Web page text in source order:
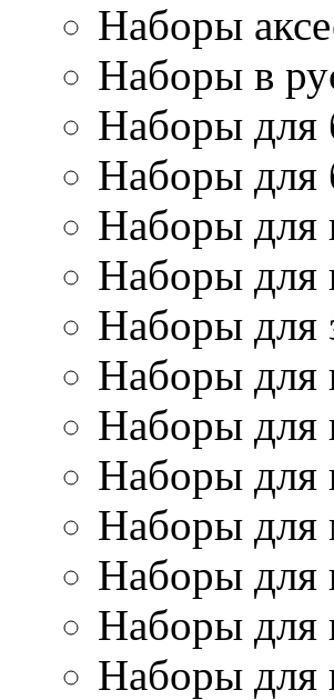
Наборы
Наборы в
Наборы для
Наборы для
Наборы для
Наборы для
Наборы для
Наборы для
Наборы для
Наборы для
Наборы для
Наборы для
Наборы для
Наборы для